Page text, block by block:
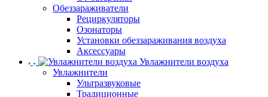
Обеззараживатели
Рециркуляторы
Озонаторы
Установки обеззараживания воздуха
Аксессуары
Увлажнители воздуха
Увлажнители
Ультразвуковые
Традиционные